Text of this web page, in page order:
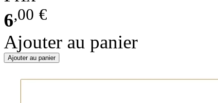
6,00 €
Ajouter au panier
Ajouter au panier